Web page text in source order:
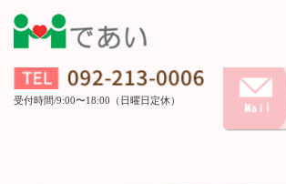
受付時間/9:00〜18:00（日曜日定休）